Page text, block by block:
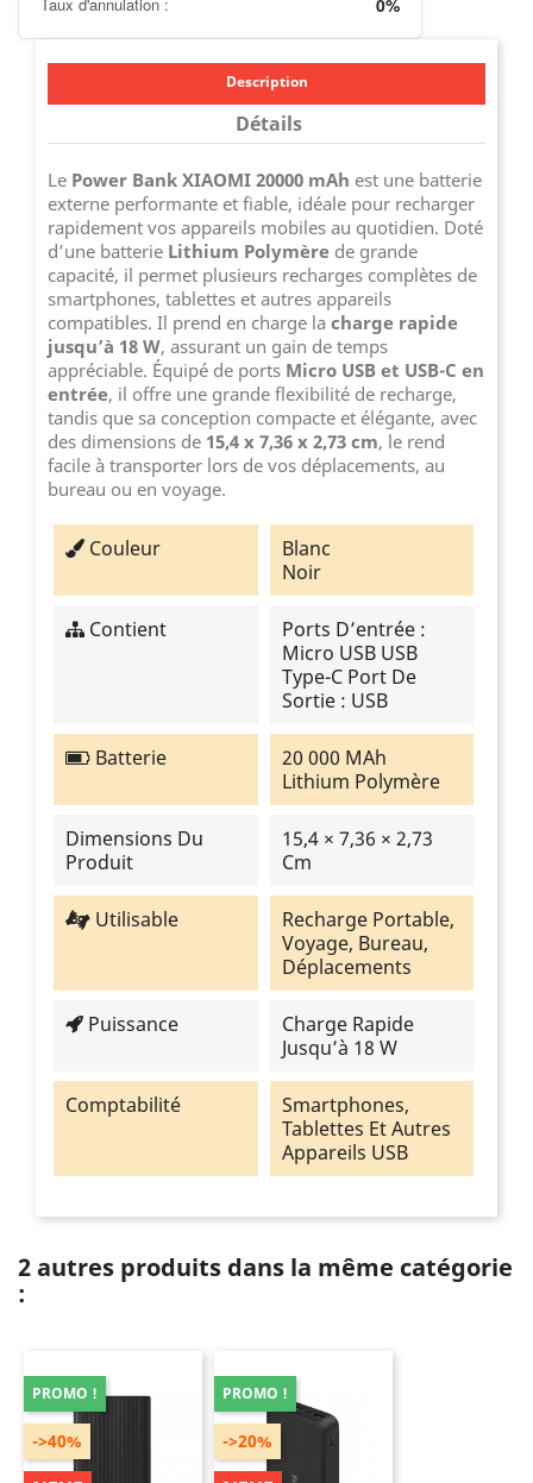
0%
Description
Détails
Le Power Bank XIAOMI 20000 mAh est une batterie
externe performante et fiable, idéale pour recharger
rapidement vos appareils mobiles au quotidien. Doté
d’une batterie Lithium Polymère de grande
capacité, il permet plusieurs recharges complètes de
smartphones, tablettes et autres appareils
compatibles. Il prend en charge la charge rapide
jusqu’à 18 W, assurant un gain de temps
appréciable. Équipé de ports Micro USB et USB-C en
entrée, il offre une grande flexibilité de recharge,
tandis que sa conception compacte et élégante, avec
des dimensions de 15,4 x 7,36 x 2,73 cm, le rend
facile à transporter lors de vos déplacements, au
bureau ou en voyage.
Couleur
Blanc
Noir
Contient
Ports D’entrée :
Micro USB USB
Type-C Port De
Sortie : USB
Batterie
20 000 MAh
Lithium Polymère
Dimensions Du
Produit
15,4 × 7,36 × 2,73
Cm
Utilisable
Recharge Portable,
Voyage, Bureau,
Déplacements
Puissance
Charge Rapide
Jusqu’à 18 W
Comptabilité
Smartphones,
Tablettes Et Autres
Appareils USB
2 autres produits dans la même catégorie
:
->40%
PROMO !
->20%
PROMO !